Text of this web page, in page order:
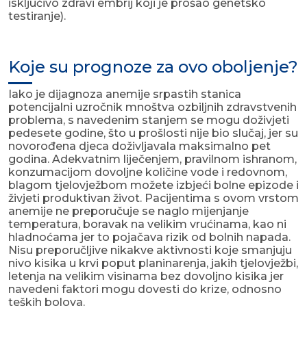
isključivo zdravi embrij koji je prošao genetsko
testiranje).
Koje su prognoze za ovo oboljenje?
Iako je dijagnoza anemije srpastih stanica
potencijalni uzročnik mnoštva ozbiljnih zdravstvenih
problema, s navedenim stanjem se mogu doživjeti
pedesete godine, što u prošlosti nije bio slučaj, jer su
novorođena djeca doživljavala maksimalno pet
godina. Adekvatnim liječenjem, pravilnom ishranom,
konzumacijom dovoljne količine vode i redovnom,
blagom tjelovježbom možete izbjeći bolne epizode i
živjeti produktivan život. Pacijentima s ovom vrstom
anemije ne preporučuje se naglo mijenjanje
temperatura, boravak na velikim vrućinama, kao ni
hladnoćama jer to pojačava rizik od bolnih napada.
Nisu preporučljive nikakve aktivnosti koje smanjuju
nivo kisika u krvi poput planinarenja, jakih tjelovježbi,
letenja na velikim visinama bez dovoljno kisika jer
navedeni faktori mogu dovesti do krize, odnosno
teških bolova.